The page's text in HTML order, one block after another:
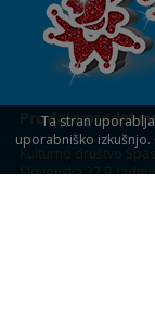
Prodaja predstav
Kulturno društvo
Slovenska 22 B
Ta stran
uporabniško